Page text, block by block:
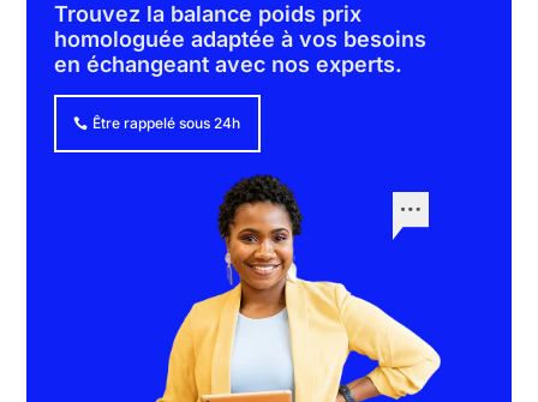
Trouvez la balance poids prix
homologuée adaptée à vos besoins
en échangeant avec nos experts.
Être rappelé sous 24h